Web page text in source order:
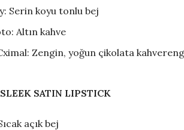
Serin koyu tonlu bej
Altın kahve
Zengin, yoğun çikolata
SATIN LIPSTICK
açık bej